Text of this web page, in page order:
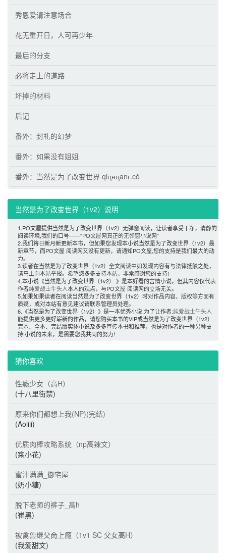
秀恩爱请注意场合
花无重开日，人可再少年
最后的分支
必将走上的道路
坏掉的材料
后记
番外：封礼的幻梦
番外：如果没有姐姐
番外：当然是为了改变世界 qiцнцanг.cǒ
当然是为了改变世界（1v2）说明
1.PO文屋提供当然是为了改变世界（1v2）无弹窗阅读，让读者享受干净，清静的
阅读环境,我们的口号——“PO文屋网真正的无弹窗小说网”
2.我们将日新月新更新本书，但如果您发现本小说当然是为了改变世界（1v2）最
新章节，而PO文屋 阅读网又没有更新，请通知PO文屋,您的支持是我们最大的动
力。
3.读者在当然是为了改变世界（1v2）全文阅读中如发现内容有与法律抵触之处，
请马上向本站举报。希望您多多支持本站，非常感谢您的支持!
4.本小说《当然是为了改变世界（1v2） 》是本好看的言情小说，但其内容仅代表
作者纯爱战士牛头人本人的观点，与PO文屋 阅读网的立场无关。
5.如果如果读者在阅读当然是为了改变世界（1v2）时对作品内容、版权等方面有
质疑，或对本站有意见建议请联系管理员处理。
6.《当然是为了改变世界（1v2）》是一本优秀小说,为了让作者:纯爱战士牛头人
能提供更多更好崭新的作品，请您购买本书的VIP或当然是为了改变世界（1v2）
完本、全本、完结版实体小说及多多宣传本书和推荐，也是对作者的一种另种支
持!小说的未来，是需要您我共同的努力!
猜你喜欢
性瘾少女（高H）
(十八里街禁)
原来你们都想上我(NP)(完结)
(Aoiiii)
优质肉棒攻略系统（np高辣文）
(寀小花)
蜜汁满满_御宅屋
(奶小糖)
脱下老师的裤子_高h
(崔黑)
被禽兽继父肏上瘾（1v1 SC 父女高H）
(我爱甜文)